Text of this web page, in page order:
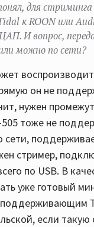
для
к ROON или
И вопрос,
можно по сети?
он не
нужен
505 тоже не
сети,
стример,
по USB. В
уже готовый
поддерживающим
если